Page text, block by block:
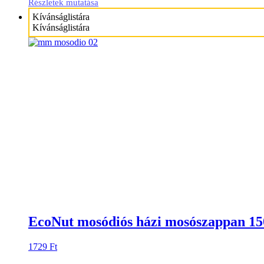
Részletek mutatása
Kívánságlistára
Kívánságlistára
EcoNut mosódiós házi mosószappan
1729 Ft